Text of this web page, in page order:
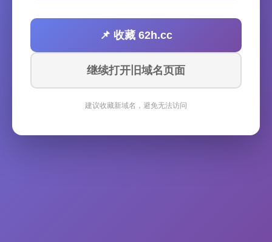
📌 收藏 62h.cc
继续打开旧域名页面
建议收藏新域名，避免无法访问